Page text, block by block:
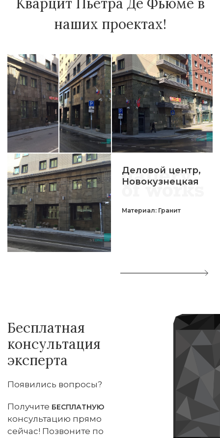
наших проектах!
Деловой центр,
Новокузнецкая
Материал: Гранит
Бесплатная
консультация
эксперта
Появились вопросы?
Получите БЕСПЛАТНУЮ
консультацию прямо
сейчас! Позвоните по